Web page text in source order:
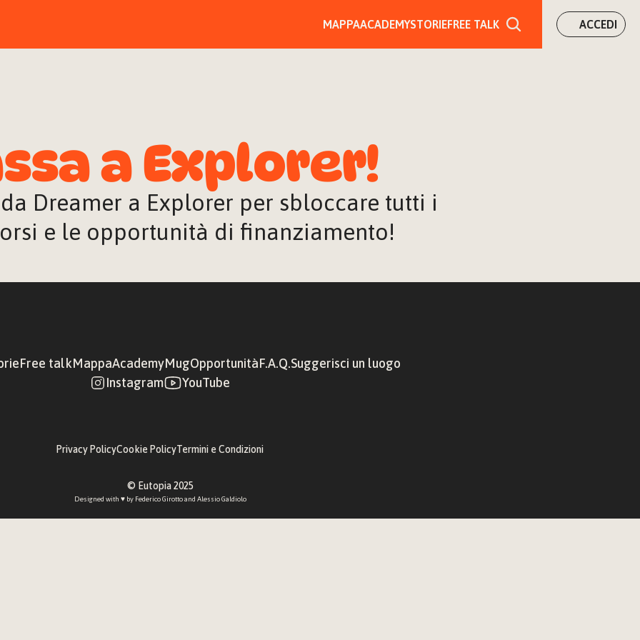
MAPPAACADEMYSTORIEFREE TALK ACCEDI
a Explorer!
Dreamer a Explorer per sbloccare tutti i
e le opportunità di finanziamento!
Free talkMappaAcademyMugOpportunitàF.A.Q.Suggerisci un luogo
Instagram
YouTube
Privacy PolicyCookie PolicyTermini e Condizioni
© Eutopia 2025
Designed with ♥︎ by Federico Girotto and Alessio Galdiolo